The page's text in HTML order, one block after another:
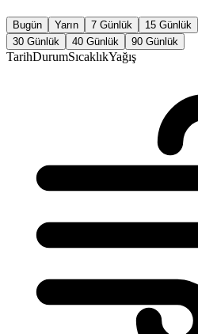
Bugün Yarın 7 Günlük 15 Günlük
30 Günlük
40 Günlük 90 Günlük
TarihDurumSıcaklıkYağış